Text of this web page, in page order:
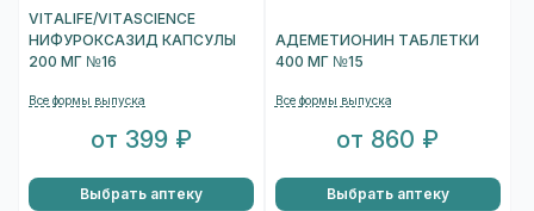
VITALIFE/VITASCIENCE
НИФУРОКСАЗИД КАПСУЛЫ
200 МГ №16
Все формы выпуска
от 399 ₽
Выбрать аптеку
АДЕМЕТИОНИН ТАБЛЕТКИ
400 МГ №15
Все формы выпуска
от 860 ₽
Выбрать аптеку